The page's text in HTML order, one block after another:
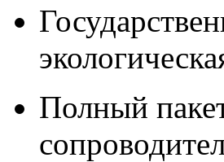
Полный